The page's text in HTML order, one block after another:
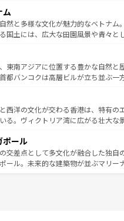
ほしい。
いと評判のスイーツなど、バラエテ
が味わえる。 なお、新着の台湾情報は コンテ
しい。
に足を延ばせば四季折々の自然美を
そして、キムチや焼肉、絶品のスト
まざまな韓国料理が待っている。夜
包まれながら、韓国の多彩な魅力を
わってみてほしい。 なお、新着の韓国情報は
してほしい。
ム
然と多様な文化が魅力的なベトナム
国土には、広大な田園風景や青々と
展と共に伝統が息づく。ハノイの古
市のフランス統治時代の建物も、独
ている。また、バラエティの豊かさ
ォーやバインミー、ベトナムコーヒ
味わいたい。どの地域を訪れてもあ
を迎えてくれるので、きっと忘れら
ほしい。
東南アジアに位置する豊かな自然と
都バンコクは高層ビルが立ち並ぶ一
交差している。北部ではチェンマイ
と触れ合い、南部ではプーケットや
でリゾート気分を楽しむことができ
気候は一年中温暖で、どの季節にも
いる。親しみやすいタイの人々、仏
そして多様な観光資源が、訪れる旅
西洋の文化が交わる香港は、特有の
る。ヴィクトリア湾に広がる壮大な
を訪れても感動するはず。観光スポ
効率よく見どころを回れるのも魅力
から文化的な体験まで、香港を存分
ポール
交差点として多文化が融合した独自
ール。未来的な建築物が並ぶマリー